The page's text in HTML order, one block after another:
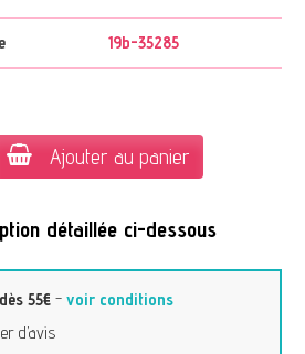
19b-35285
Ajouter au panier
détaillée ci-dessous
55€ -voir conditions
d’avis